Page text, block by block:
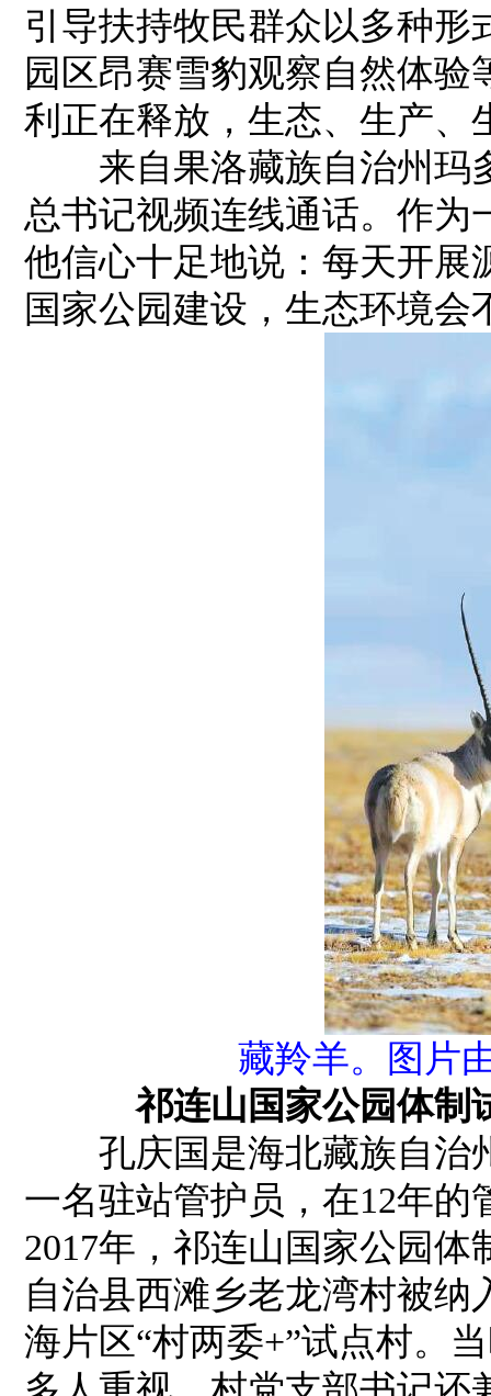
引导扶持牧民群众以多种形
园区昂赛雪豹观察自然体
利正在释放，生态、生产、
来自果洛藏族自治州玛
总书记视频连线通话。作为
他信心十足地说：每天开展
国家公园建设，生态环境
藏羚羊。图片由
祁连山国家公园体制
孔庆国是海北藏族自治
一名驻站管护员，在12年
2017年，祁连山国家公园
自治县西滩乡老龙湾村被
海片区“村两委+”试点村。